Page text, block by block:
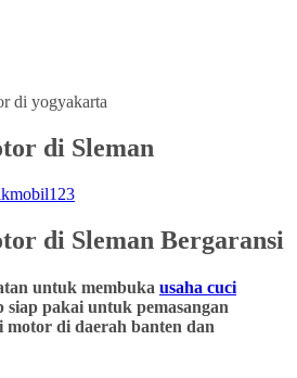
di Sleman
di Sleman Bergaransi
untuk membuka usaha cuci
siap pakai untuk pemasangan
motor di daerah banten dan